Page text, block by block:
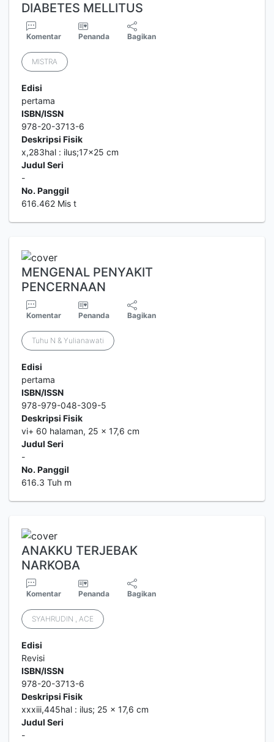
DIABETES MELLITUS
Komentar Penanda Bagikan
MISTRA
Edisi
pertama
ISBN/ISSN
978-20-3713-6
Deskripsi Fisik
x,283hal : ilus;17x25 cm
Judul Seri
-
No. Panggil
616.462 Mis t
MENGENAL PENYAKIT
PENCERNAAN
Komentar Penanda Bagikan
Tuhu N & Yulianawati
Edisi
pertama
ISBN/ISSN
978-979-048-309-5
Deskripsi Fisik
vi+ 60 halaman, 25 x 17,6 cm
Judul Seri
-
No. Panggil
616.3 Tuh m
ANAKKU TERJEBAK
NARKOBA
Komentar Penanda Bagikan
SYAHRUDIN , ACE
Edisi
Revisi
ISBN/ISSN
978-20-3713-6
Deskripsi Fisik
xxxiii,445hal : ilus; 25 x 17,6 cm
Judul Seri
-